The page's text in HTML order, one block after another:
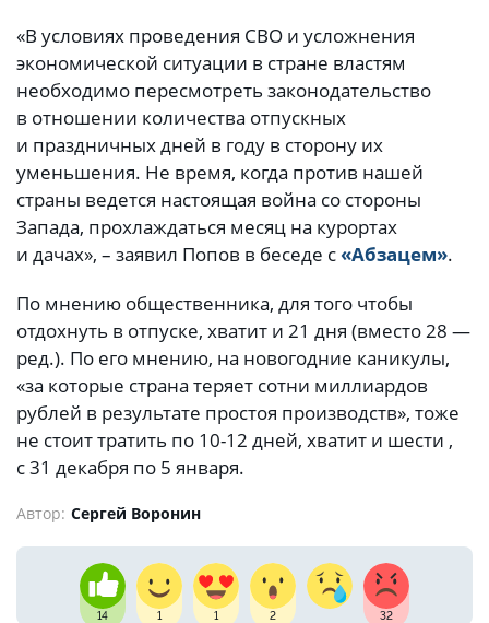
«В условиях проведения СВО и усложнения
экономической ситуации в стране властям
необходимо пересмотреть законодательство
в отношении количества отпускных
и праздничных дней в году в сторону их
уменьшения. Не время, когда против нашей
страны ведется настоящая война со стороны
Запада, прохлаждаться месяц на курортах
и дачах», – заявил Попов в беседе с «Абзацем».
По мнению общественника, для того чтобы
отдохнуть в отпуске, хватит и 21 дня (вместо 28 —
ред.). По его мнению, на новогодние каникулы,
«за которые страна теряет сотни миллиардов
рублей в результате простоя производств», тоже
не стоит тратить по 10-12 дней, хватит и шести ,
с 31 декабря по 5 января.
Автор: Сергей Воронин
14 1 1 2 32